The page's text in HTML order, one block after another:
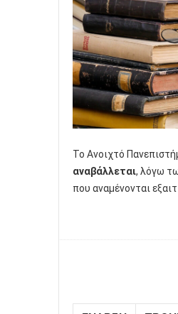
Το Ανοιχτό
αναβάλλεται, λόγω
που αναμένονται